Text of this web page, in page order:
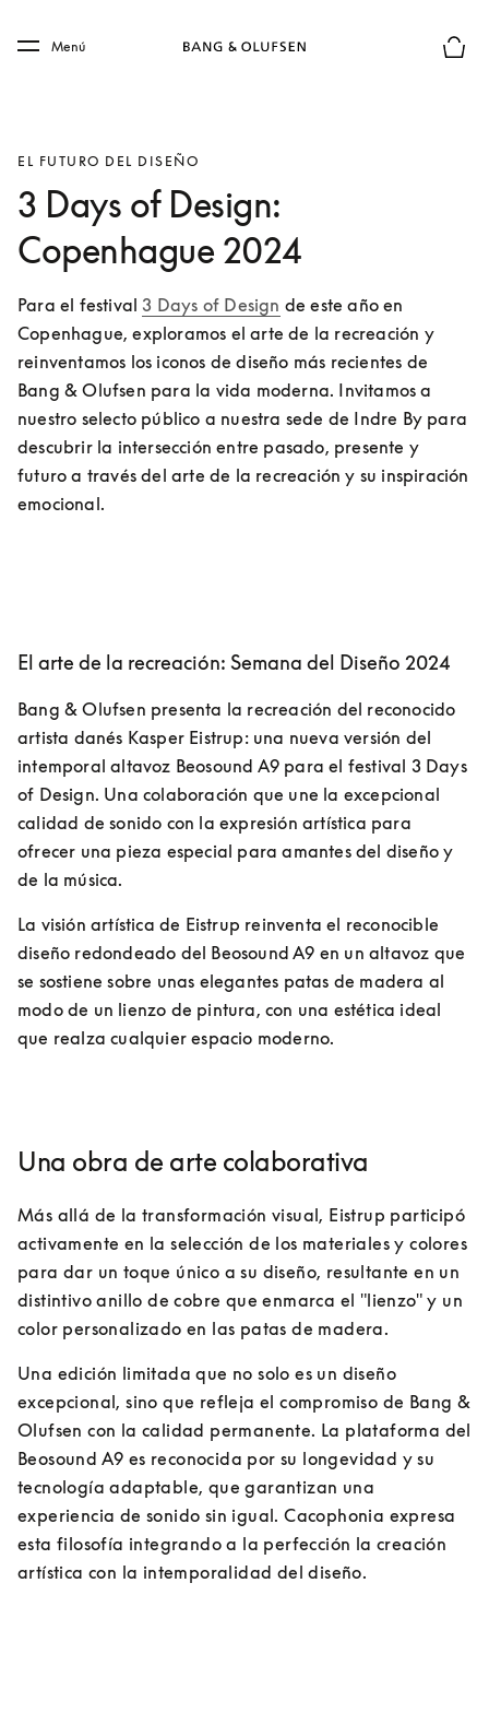
Skip to main footer
Menú
EL FUTURO DEL DISEÑO
3 Days of Design:
Copenhague 2024
Para el festival 3 Days of Design de este año en
Copenhague, exploramos el arte de la recreación y
reinventamos los iconos de diseño más recientes de
Bang & Olufsen para la vida moderna. Invitamos a
nuestro selecto público a nuestra sede de Indre By para
descubrir la intersección entre pasado, presente y
futuro a través del arte de la recreación y su inspiración
emocional.
El arte de la recreación: Semana del Diseño 2024
Bang & Olufsen presenta la recreación del reconocido
artista danés Kasper Eistrup: una nueva versión del
intemporal altavoz Beosound A9 para el festival 3 Days
of Design. Una colaboración que une la excepcional
calidad de sonido con la expresión artística para
ofrecer una pieza especial para amantes del diseño y
de la música.
La visión artística de Eistrup reinventa el reconocible
diseño redondeado del Beosound A9 en un altavoz que
se sostiene sobre unas elegantes patas de madera al
modo de un lienzo de pintura, con una estética ideal
que realza cualquier espacio moderno.
Una obra de arte colaborativa
Más allá de la transformación visual, Eistrup participó
activamente en la selección de los materiales y colores
para dar un toque único a su diseño, resultante en un
distintivo anillo de cobre que enmarca el "lienzo" y un
color personalizado en las patas de madera.
Una edición limitada que no solo es un diseño
excepcional, sino que refleja el compromiso de Bang &
Olufsen con la calidad permanente. La plataforma del
Beosound A9 es reconocida por su longevidad y su
tecnología adaptable, que garantizan una
experiencia de sonido sin igual. Cacophonia expresa
esta filosofía integrando a la perfección la creación
artística con la intemporalidad del diseño.